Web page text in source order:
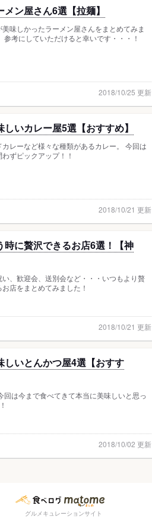
ン屋さん6選【拉麺】
味しかったラーメン屋さんをまとめてみま
考にしていただけると幸いです・・・！
2018/10/25 更新
しいカレー屋5選【おすすめ】
レーなど様々な種類があるカレー。 今回は
ずピックアップ！！
2018/10/21 更新
時に贅沢できるお店6選！【神
、歓迎会、送別会など・・・いつもより贅
店をまとめてみました！
2018/10/21 更新
しいとんかつ屋4選【おすす
は今まで食べてきて本当に美味しいと思っ
2018/10/02 更新
グルメキュレーションサイト